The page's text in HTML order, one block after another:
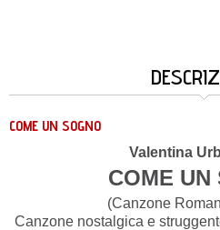
COME UN SOGNO
Valentina
COME UN
(Canzone
Canzone nostalgica e